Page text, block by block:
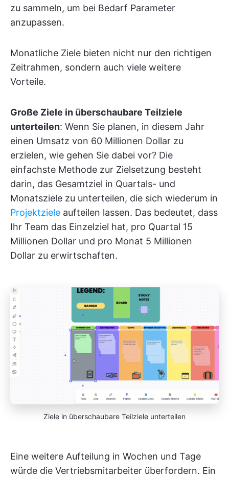
zu sammeln, um bei Bedarf Parameter
anzupassen.
Monatliche Ziele bieten nicht nur den richtigen
Zeitrahmen, sondern auch viele weitere
Vorteile.
Große Ziele in überschaubare Teilziele
unterteilen: Wenn Sie planen, in diesem Jahr
einen Umsatz von 60 Millionen Dollar zu
erzielen, wie gehen Sie dabei vor? Die
einfachste Methode zur Zielsetzung besteht
darin, das Gesamtziel in Quartals- und
Monatsziele zu unterteilen, die sich wiederum in
Projektziele aufteilen lassen. Das bedeutet, dass
Ihr Team das Einzelziel hat, pro Quartal 15
Millionen Dollar und pro Monat 5 Millionen
Dollar zu erwirtschaften.
Ziele in überschaubare Teilziele unterteilen
Eine weitere Aufteilung in Wochen und Tage
würde die Vertriebsmitarbeiter überfordern. Ein